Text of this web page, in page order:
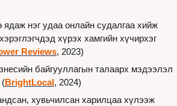
нэг удаа онлайн судалгаа хийж
хүрэх хамгийн хүчирхэг
Reviews, 2023)
байгууллагын талаарх мэдээлэл
(BrightLocal, 2024)
хувьчилсан харилцаа хүлээж